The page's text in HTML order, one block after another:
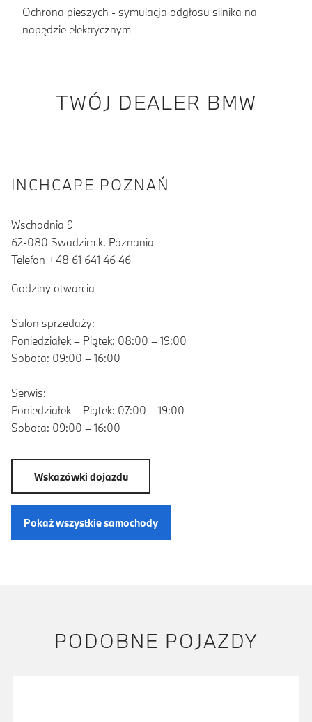
Ochrona pieszych - symulacja odgłosu silnika na
napędzie elektrycznym
TWÓJ DEALER BMW
INCHCAPE POZNAŃ
Wschodnia 9
62-080 Swadzim k. Poznania
Telefon +48 61 641 46 46
Godziny otwarcia
Salon sprzedaży:
Poniedziałek – Piątek: 08:00 – 19:00
Sobota: 09:00 – 16:00
Serwis:
Poniedziałek – Piątek: 07:00 – 19:00
Sobota: 09:00 – 16:00
Wskazówki dojazdu
Pokaż wszystkie samochody
PODOBNE POJAZDY